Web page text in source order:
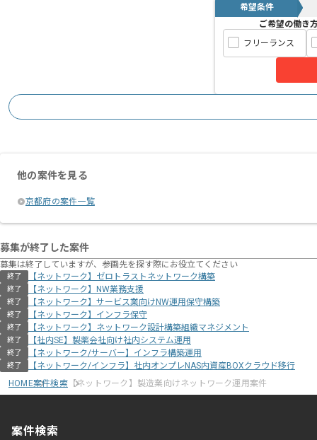
希望条件
ご希望の働き
フリーランス
他の案件を見る
京都府の案件一覧
募集が終了した案件
募集は終了していますが、参画先を探す際にお役立てください
終了 【ネットワーク】ゼロトラストネットワーク構築
終了 【ネットワーク】NW業務支援
終了 【ネットワーク】サービス業向けNW運用保守構築
終了 【ネットワーク】インフラ保守
終了 【ネットワーク】ネットワーク設計構築組織マネジメント
終了 【社内SE】製薬会社向け社内システム運用
終了 【ネットワーク/サーバー】インフラ構築運用
終了
【ネットワーク/インフラ】社内オンプレNAS内資産BOXクラウド移行
HOME案件検索【ネットワーク】製造業向けネットワーク運用案件
案件検索